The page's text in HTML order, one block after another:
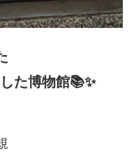
た博物館📚✨